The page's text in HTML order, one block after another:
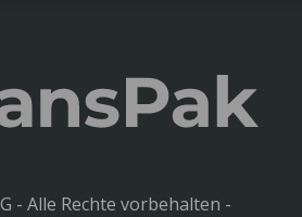
- Alle Rechte vorbehalten -